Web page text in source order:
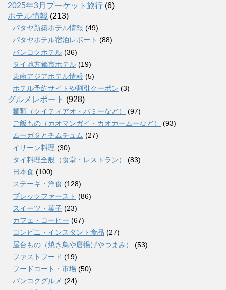
2025年3月プーケット旅行 (6)
ホテル情報 (213)
パタヤ新築ホテル情報 (49)
パタヤホテル宿泊レポート (88)
バンコクホテル (36)
タイ地方都市ホテル (19)
東南アジアホテル情報 (5)
ホテル予約サイトや割引クーポン (3)
グルメレポート (928)
麺類（クイティアオ・バミーなど）
(97)
ご飯もの（カオマンガイ・カオカームーなど）
(93)
ムーガタとチムチュム (27)
イサーン料理 (30)
タイ料理全般（食堂・レストラン）
(83)
日本食 (100)
ステーキ・洋食 (128)
ブレックファースト (86)
スイーツ・菓子 (23)
カフェ・コーヒー (67)
コンビニ・インスタント食品 (27)
屋台もの（焼き鳥や唐揚げやつまみ）
(53)
ファストフード (19)
フードコート・市場 (50)
バンコクグルメ (24)